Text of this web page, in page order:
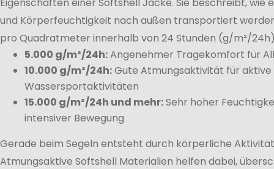
und Körperfeuchtigkeit nach außen transportiert
pro Quadratmeter innerhalb von 24 Stunden (g/m²/
5.000 g/m²/24h:Angenehmer Tragekomfort für
10.000 g/m²/24h:Gute Atmungsaktivität für
Wassersportaktivitäten
15.000 g/m²/24h und mehr:Sehr hoher
intensiver Bewegung
Gerade beim Segeln entsteht durch körperliche
Atmungsaktive Softshell Materialien helfen dabei,